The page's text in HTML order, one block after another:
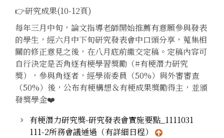
👉研究成果(10-12頁)
每年三月中旬，論文指導老師開始推薦有意願參與發表
的學生，經六月中下旬研究發表會中口頭分享，蒐集相
關的修正意見之後，在八月底前繳交定稿。定稿內容可
自行決定是否角逐有梗學習獎勵（#有梗潛力研究
獎），參與角逐者，經學術委員（50%）與外審審查
（50%）後，公布有梗構想＆有梗成果獎勵得主，並頒
發獎學金❤️
有梗潛力研究獎-研究發表會實施要點_1111031
111-2所務會議通過（有詳細日程）